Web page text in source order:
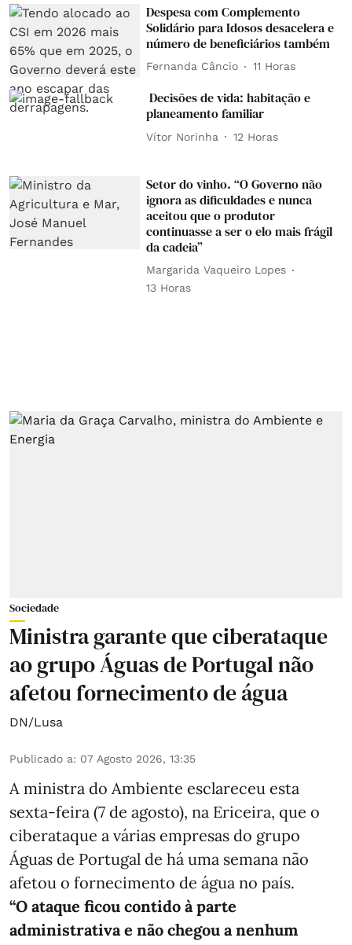
Despesa com Complemento
Solidário para Idosos desacelera e
número de beneficiários também
Fernanda Câncio 11 Horas
Decisões de vida: habitação e
planeamento familiar
Vítor Norinha 12 Horas
Setor do vinho. “O Governo não
ignora as dificuldades e nunca
aceitou que o produtor
continuasse a ser o elo mais frágil
da cadeia”
Margarida Vaqueiro Lopes
13 Horas
Sociedade
Ministra garante que ciberataque
ao grupo Águas de Portugal não
afetou fornecimento de água
DN/Lusa
Publicado a: 07 Agosto 2026, 13:35
A ministra do Ambiente esclareceu esta
sexta-feira (7 de agosto), na Ericeira, que o
ciberataque a várias empresas do grupo
Águas de Portugal de há uma semana não
afetou o fornecimento de água no país.
“O ataque ficou contido à parte
administrativa e não chegou a nenhum